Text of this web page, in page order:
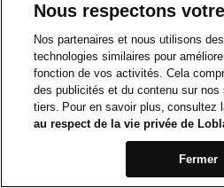
Nous respectons
Nos partenaires et nous utilisons
technologies similaires pour
fonction de vos activités. Cela
des publicités et du contenu sur
tiers. Pour en savoir plus, consultez
au respect de la vie privée de
Fermer